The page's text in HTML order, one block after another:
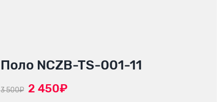
Поло NCZB-TS-001-11
3 500₽ 2 450₽